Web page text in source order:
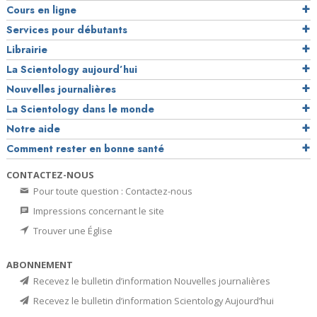
Cours en ligne
Services pour débutants
Librairie
La Scientology aujourd’hui
Nouvelles journalières
La Scientology dans le monde
Notre aide
Comment rester en bonne santé
CONTACTEZ-NOUS
Pour toute question : Contactez-nous
Impressions concernant le site
Trouver une Église
ABONNEMENT
Recevez le bulletin d’information Nouvelles journalières
Recevez le bulletin d’information Scientology Aujourd’hui